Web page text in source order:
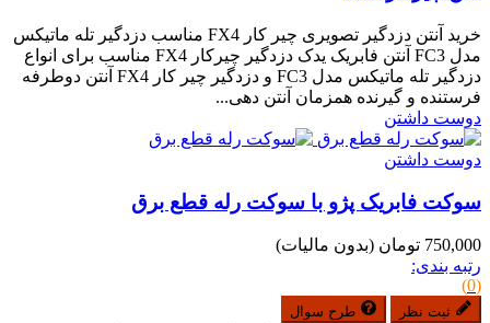
خرید آنتن دزدگیر تصویری چیر کار FX4 مناسب دزدگیر تله ماتیکس
مدل FC3 آنتن فابریک یدک دزدگیر چیرکار FX4 مناسب برای انواع
دزدگیر تله ماتیکس مدل FC3 و دزدگیر چیر کار FX4 آنتن دوطرفه
فرستنده و گیرنده همزمان آنتن دهی...
دوست داشتن
دوست داشتن
سوکت فابریک پژو با سوکت رله قطع برق
750,000 تومان
(بدون مالیات)
رتبه بندی:
(0)
ثبت نظر طرح سوال